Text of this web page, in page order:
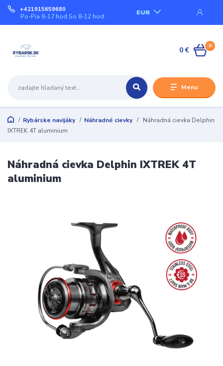
Menu
EUR
+421915659680
Po-Pia 8-17 hod.So 8-12 hod.
0
0 €
Rybárske navijáky Náhradné cievky
Náhradná cievka Delphin
IXTREK 4T aluminium
Náhradná cievka Delphin IXTREK 4T
aluminium